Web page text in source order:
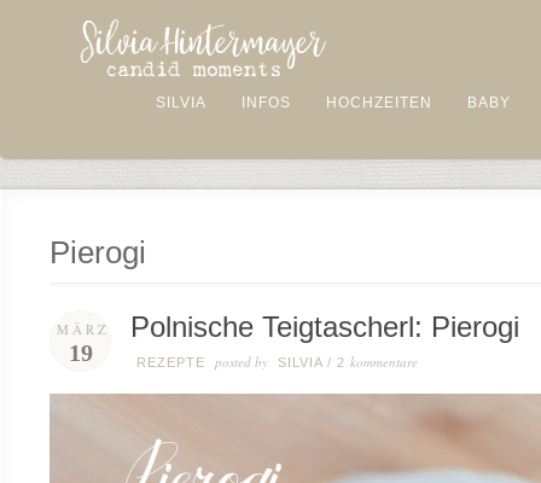
SILVIA INFOS HOCHZEITEN BABY
Pierogi
MÄRZ
19
Polnische Teigtascherl: Pierogi
REZEPTE posted by SILVIA / 2 kommentare